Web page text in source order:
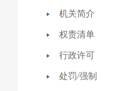
机关简介
权责清单
行政许可
处罚/强制